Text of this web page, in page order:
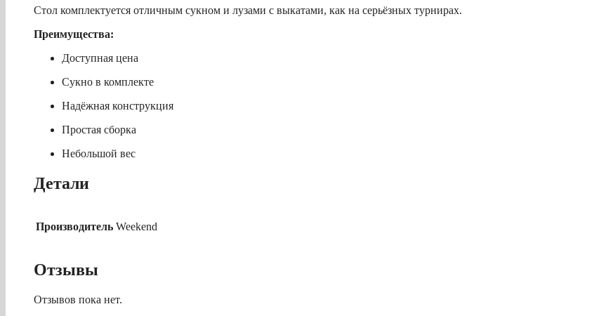
Стол комплектуется отличным сукном и лузами с выкатами, как на серьёзных турнирах.
Преимущества:
Доступная цена
Сукно в комплекте
Надёжная конструкция
Простая сборка
Небольшой вес
Детали
Производитель Weekend
Отзывы
Отзывов пока нет.